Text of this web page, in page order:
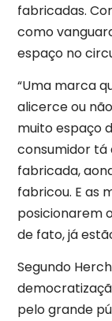
fabricadas.
como
espaço no
“Uma marca
alicerce ou
muito espaço
consumidor tá
fabricada,
fabricou. E as
posicionarem
de fato, já
Segundo
pelo grande